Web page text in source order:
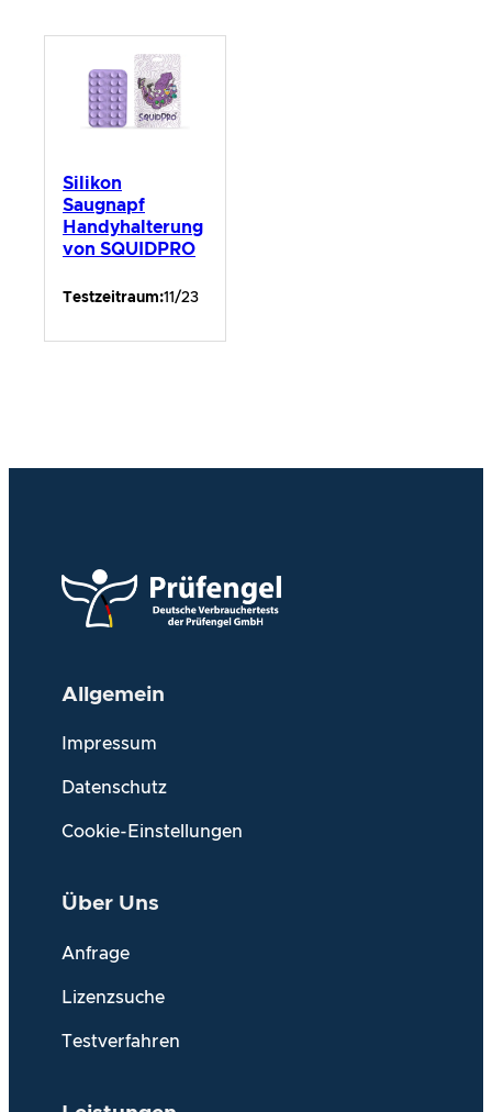
Silikon
Saugnapf
Handyhalterung
von SQUIDPRO
Testzeitraum:11/23
Allgemein
Impressum
Datenschutz
Cookie-Einstellungen
Über Uns
Anfrage
Lizenzsuche
Testverfahren